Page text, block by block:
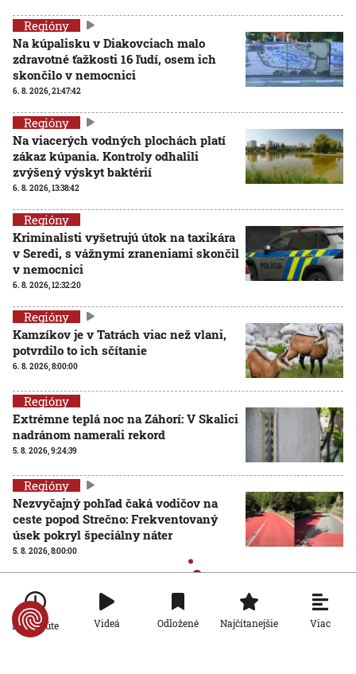
Regióny
Na kúpalisku v Diakovciach malo
zdravotné ťažkosti 16 ľudí, osem ich
skončilo v nemocnici
6. 8. 2026, 21:47:42
Regióny
Na viacerých vodných plochách platí
zákaz kúpania. Kontroly odhalili
zvýšený výskyt baktérií
6. 8. 2026, 13:38:42
Regióny
Kriminalisti vyšetrujú útok na taxikára
v Seredi, s vážnymi zraneniami skončil
v nemocnici
6. 8. 2026, 12:32:20
Regióny
Kamzíkov je v Tatrách viac než vlani,
potvrdilo to ich sčítanie
6. 8. 2026, 8:00:00
Regióny
Extrémne teplá noc na Záhorí: V Skalici
nadránom namerali rekord
5. 8. 2026, 9:24:39
Regióny
Nezvyčajný pohľad čaká vodičov na
ceste popod Strečno: Frekventovaný
úsek pokryl špeciálny náter
5. 8. 2026, 8:00:00
Po minúte Videá Odložené Najčítanejšie Viac